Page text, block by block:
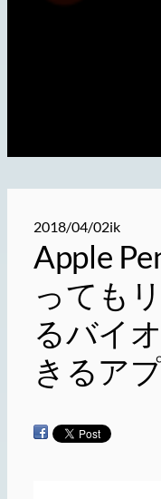
2018/04/02ik
Apple
っても
るバイ
きるア